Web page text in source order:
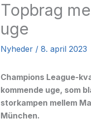
Topbrag
uge
Nyheder/ 8. april 2023
Champions League-
kommende uge, som
storkampen mellem
München.